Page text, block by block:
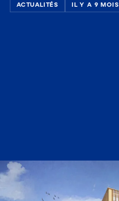
ACTUALITÉS IL Y A 9 MOIS